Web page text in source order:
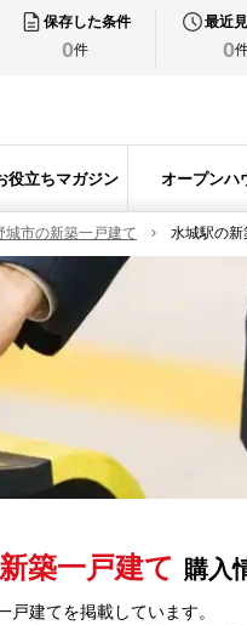
保存した条件
0件
最近
0
役立ちマガジン オープンハ
城市の新築一戸建て 水城駅の新
新築一戸建て 購入
戸建てを掲載しています。